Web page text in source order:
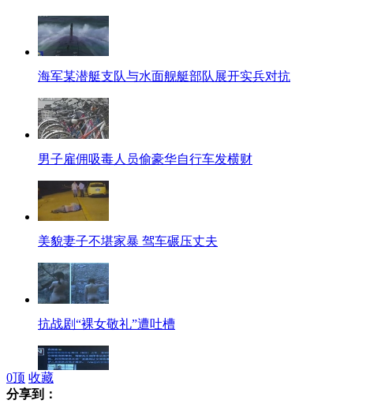
海军某潜艇支队与水面舰艇部队展开实兵对抗
男子雇佣吸毒人员偷豪华自行车发横财
美貌妻子不堪家暴 驾车碾压丈夫
抗战剧“裸女敬礼”遭吐槽
0顶 收藏
分享到：